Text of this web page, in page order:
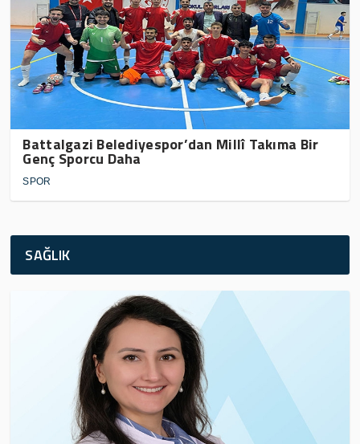
Battalgazi Belediyespor’dan Millî Takıma Bir
Genç Sporcu Daha
SPOR
SAĞLIK